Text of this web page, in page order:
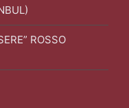
ROSSO